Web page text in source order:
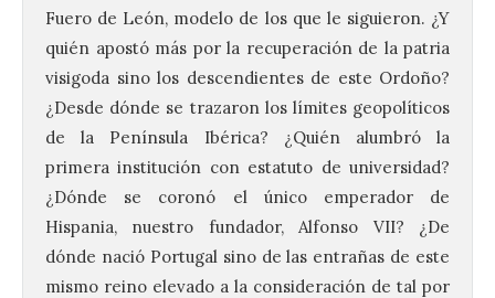
Fuero de León, modelo de los que le siguieron. ¿Y
quién apostó más por la recuperación de la patria
visigoda sino los descendientes de este Ordoño?
¿Desde dónde se trazaron los límites geopolíticos
de la Península Ibérica? ¿Quién alumbró la
primera institución con estatuto de universidad?
¿Dónde se coronó el único emperador de
Hispania, nuestro fundador, Alfonso VII? ¿De
dónde nació Portugal sino de las entrañas de este
mismo reino elevado a la consideración de tal por